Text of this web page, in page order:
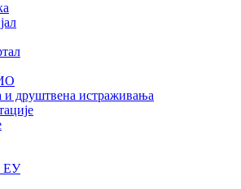
и друштвена истраживања
ЕУ